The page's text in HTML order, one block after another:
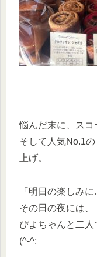
悩んだ末に、スコ
そして人気No.1
上げ。
「明日の楽しみ
その日の夜には、
ぴよちゃんと二
(^-^;